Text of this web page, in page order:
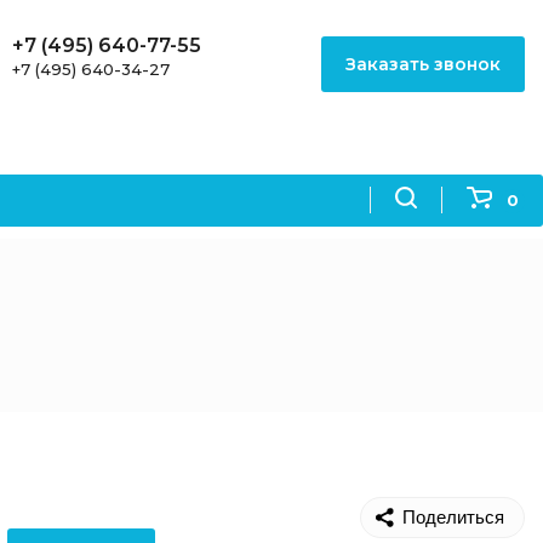
0
+7 (495) 640-77-55
+7 (495) 640-34-27 Заказать звонок
Поделиться